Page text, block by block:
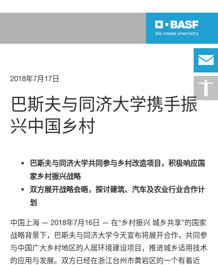
2018年7月17日
巴斯夫与同济大学携手振
兴中国乡村
巴斯夫与同济大学共同参与乡村改造项目，积极响应国
家乡村振兴战略
双方展开战略会晤，探讨建筑、汽车及农业行业合作计
划
中国上海 — 2018年7月16日 — 在“乡村振兴 城乡共享”的国家
战略背景下，巴斯夫与同济大学今天宣布将展开合作，共同参
与中国广大乡村地区的人居环境建设项目，推进城乡适用技术
的应用与发展。双方已经在浙江台州市黄岩区的一个有着近